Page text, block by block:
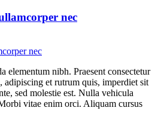
nec
elementum nibh. Praesent consectetur
et rutrum quis, imperdiet sit
sed molestie est. Nulla vehicula
vitae enim orci. Aliquam cursus